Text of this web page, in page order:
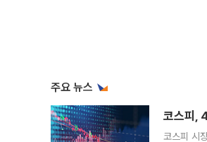
주요 뉴스
코스피,
코스피 시